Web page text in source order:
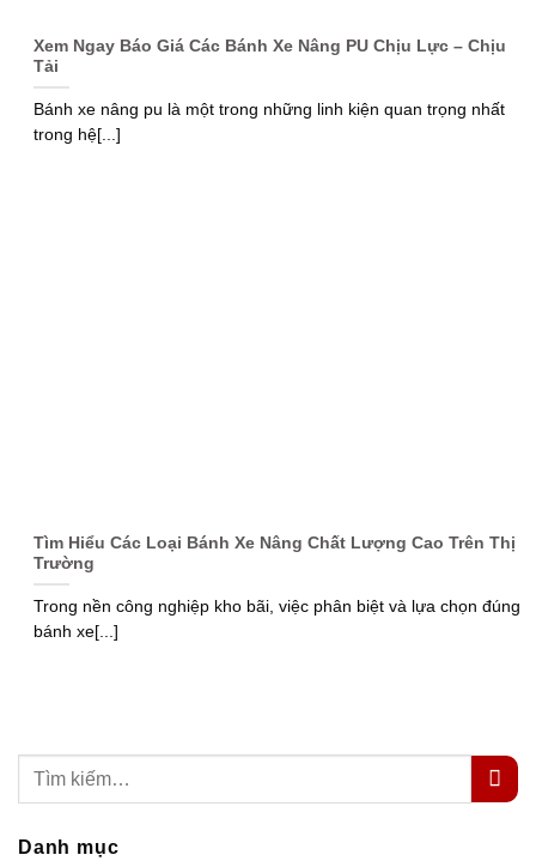
Xem Ngay Báo Giá Các Bánh Xe Nâng PU Chịu Lực – Chịu
Tải
Bánh xe nâng pu là một trong những linh kiện quan trọng nhất
trong hệ[...]
Tìm Hiểu Các Loại Bánh Xe Nâng Chất Lượng Cao Trên Thị
Trường
Trong nền công nghiệp kho bãi, việc phân biệt và lựa chọn đúng
bánh xe[...]
Danh mục